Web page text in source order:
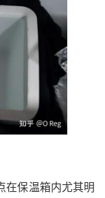
在保温箱内尤其明